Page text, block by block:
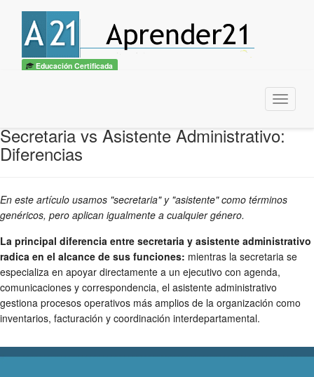
Educación Certificada
Menu
Secretaria vs Asistente Administrativo:
Diferencias
En este artículo usamos "secretaria" y "asistente" como términos
genéricos, pero aplican igualmente a cualquier género.
La principal diferencia entre secretaria y asistente administrativo
radica en el alcance de sus funciones: mientras la secretaria se
especializa en apoyar directamente a un ejecutivo con agenda,
comunicaciones y correspondencia, el asistente administrativo
gestiona procesos operativos más amplios de la organización como
inventarios, facturación y coordinación interdepartamental.